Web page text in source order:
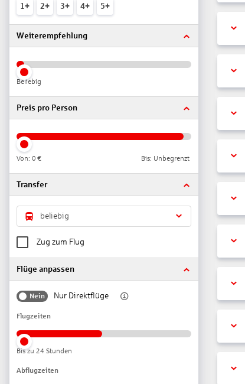
1+ 2+ 3+ 4+ 5+
Weiterempfehlung
Beliebig
Preis pro Person
Von: 0 € Bis: Unbegrenzt
Transfer
beliebig
Zug zum Flug
Flüge anpassen
Nein Nur Direktflüge
Flugzeiten
Bis zu 24 Stunden
Abflugzeiten